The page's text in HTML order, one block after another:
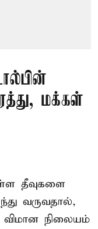
மக்கள்
தீவுகளை
வருவதால்,
நிலையம்